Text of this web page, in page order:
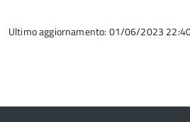
Ultimo aggiornamento: 01/06/2023